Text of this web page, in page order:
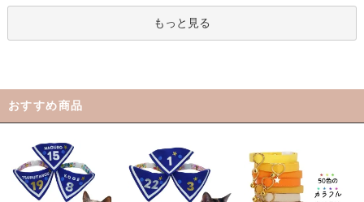
もっと見る
おすすめ商品